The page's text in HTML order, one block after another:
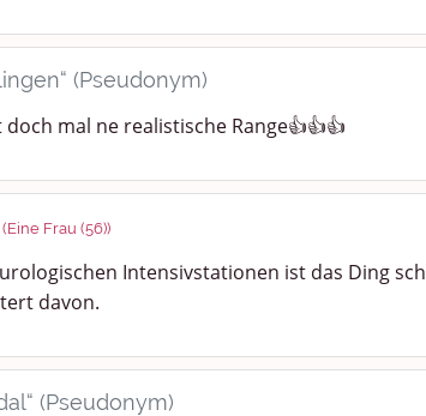
(Pseudonym)
doch mal ne realistische Range👍👍👍
(Eine Frau (56))
Intensivstationen ist das Ding
davon.
(Pseudonym)